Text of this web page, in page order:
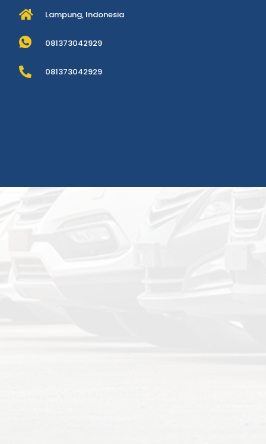
Lampung, Indonesia
081373042929
081373042929